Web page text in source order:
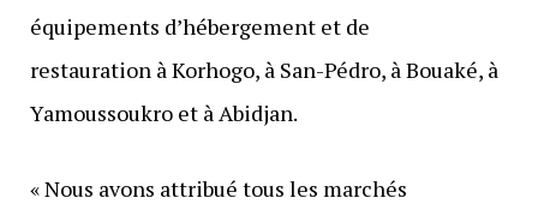
équipements d’hébergement et de
restauration à Korhogo, à San-Pédro, à Bouaké, à
Yamoussoukro et à Abidjan.
« Nous avons attribué tous les marchés